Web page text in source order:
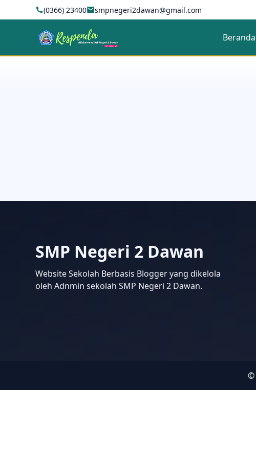
(0366) 23400 smpnegeri2dawan@gmail.com
Beranda
SMP Negeri 2 Dawan
Website Sekolah Berbasis Blogger yang dikelola
oleh Adnmin sekolah SMP Negeri 2 Dawan.
©